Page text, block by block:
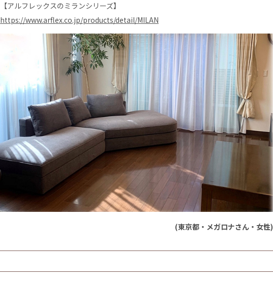
【アルフレックスのミランシリーズ】
https://www.arflex.co.jp/products/detail/MILAN
(東京都・メガロナさん・女性)